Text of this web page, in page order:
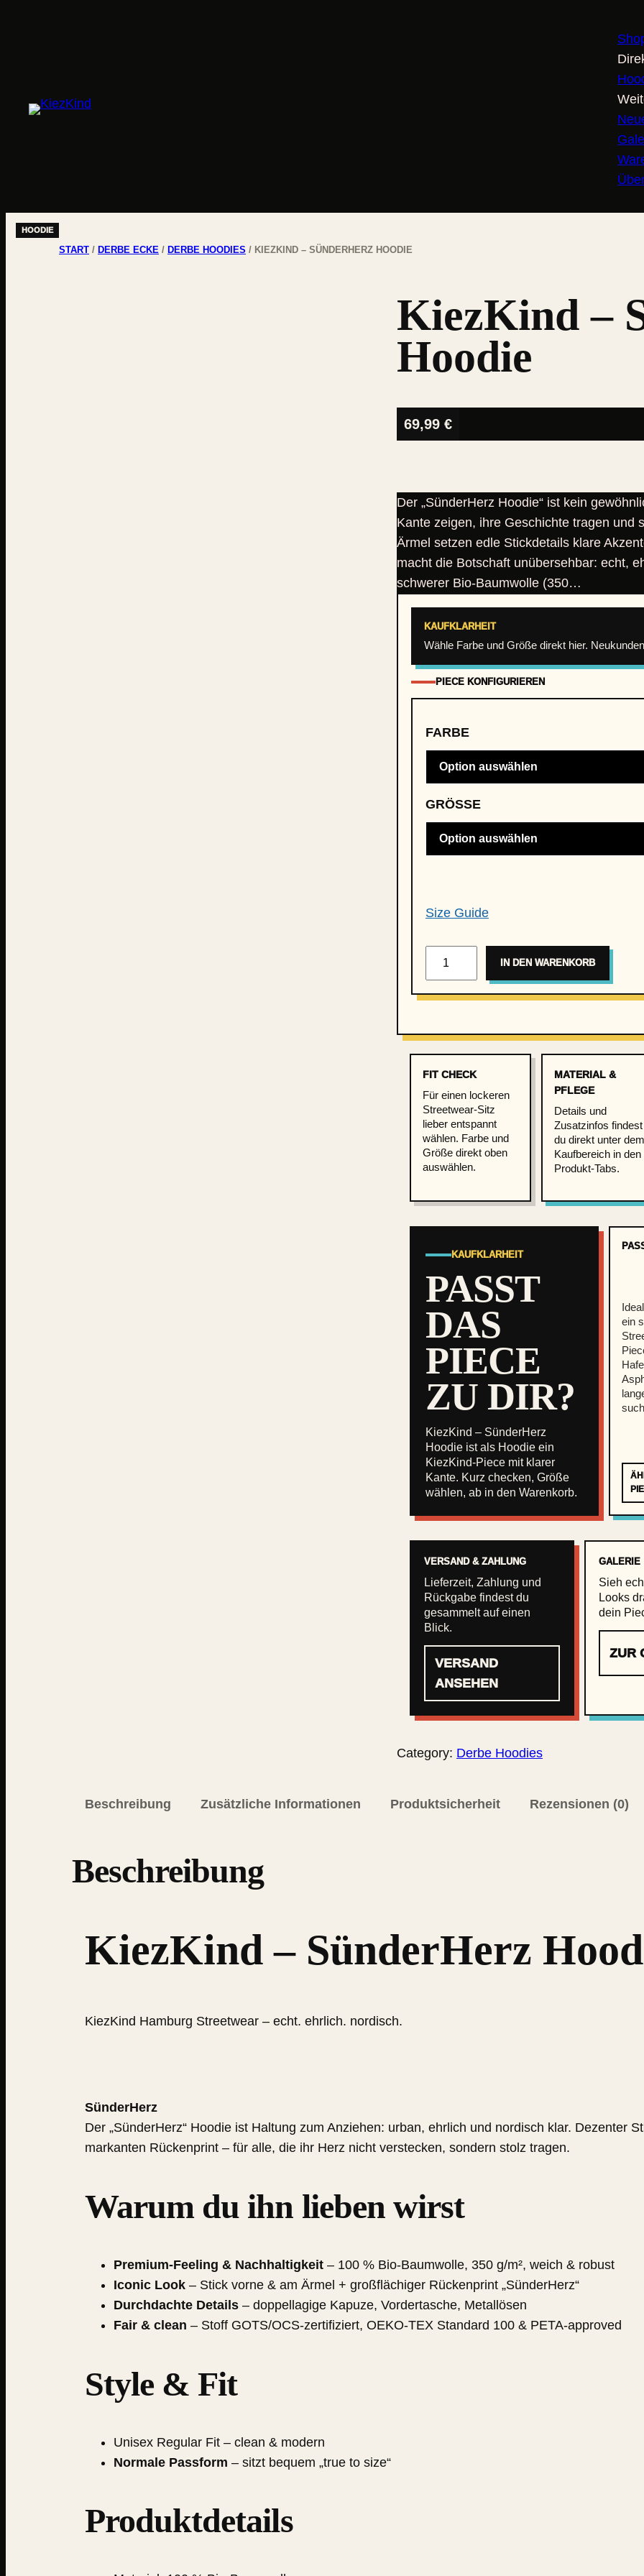
START / DERBE ECKE / DERBE HOODIES / KIEZKIND – SÜNDERHERZ HOODIE
KiezKind –
Hoodie
69,99 €
Der „SünderHerz Hoodie“ ist kein
Kante zeigen, ihre Geschichte tragen und
Ärmel setzen edle Stickdetails klare
macht die Botschaft unübersehbar: echt,
schwerer Bio-Baumwolle (350…
KAUFKLARHEIT
Wähle Farbe und Größe direkt hier.
PIECE KONFIGURIEREN
FARBE
GRÖSSE
Size Guide
e
K
i
n
d
–
S
ü
H
e
r
z
H
o
d
e
M
e
n
g
e
IN DEN WARENKORB
FIT CHECK
Für einen lockeren
Streetwear-Sitz
lieber entspannt
wählen. Farbe und
Größe direkt oben
auswählen.
MATERIAL &
PFLEGE
Details und
Zusatzinfos findest
du direkt unter dem
Kaufbereich in den
Produkt-Tabs.
KAUFKLARHEIT
PASST
DAS
PIECE
ZU DIR?
KiezKind – SünderHerz
Hoodie ist als Hoodie ein
KiezKind-Piece mit klarer
Kante. Kurz checken, Größe
wählen, ab in den Warenkorb.
ein
VERSAND & ZAHLUNG
Lieferzeit, Zahlung und
Rückgabe findest du
gesammelt auf einen
Blick.
VERSAND
ANSEHEN
GALERIE
Sieh
Looks
dein
ZUR
Category: Derbe Hoodies
Beschreibung Zusätzliche Informationen Produktsicherheit Rezensionen (0)
Beschreibung
KiezKind – SünderHerz
KiezKind Hamburg Streetwear – echt. ehrlich. nordisch.
SünderHerz
Der „SünderHerz“ Hoodie ist Haltung zum Anziehen: urban, ehrlich und nordisch klar. Dezenter
markanten Rückenprint – für alle, die ihr Herz nicht verstecken, sondern stolz tragen.
Warum du ihn lieben wirst
Premium-Feeling & Nachhaltigkeit – 100 % Bio-Baumwolle, 350 g/m², weich & robust
Iconic Look – Stick vorne & am Ärmel + großflächiger Rückenprint „SünderHerz“
Durchdachte Details – doppellagige Kapuze, Vordertasche, Metallösen
Fair & clean – Stoff GOTS/OCS-zertifiziert, OEKO-TEX Standard 100 & PETA-approved
Style & Fit
Unisex Regular Fit – clean & modern
Normale Passform – sitzt bequem „true to size“
Produktdetails